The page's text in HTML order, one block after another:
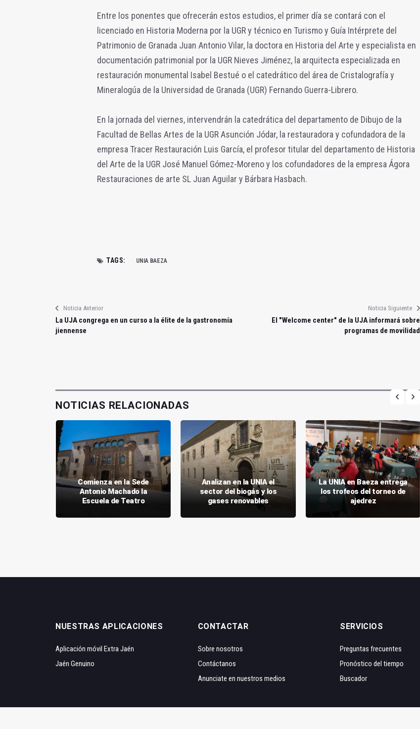
Entre los ponentes que ofrecerán estos estudios, el primer día se contará con el
licenciado en Historia Moderna por la UGR y técnico en Turismo y Guía Intérprete del
Patrimonio de Granada Juan Antonio Vilar, la doctora en Historia del Arte y especialista en
documentación patrimonial por la UGR Nieves Jiménez, la arquitecta especializada en
restauración monumental Isabel Bestué o el catedrático del área de Cristalografía y
Mineralogúa de la Universidad de Granada (UGR) Fernando Guerra-Librero.
En la jornada del viernes, intervendrán la catedrática del departamento de Dibujo de la
Facultad de Bellas Artes de la UGR Asunción Jódar, la restauradora y cofundadora de la
empresa Tracer Restauración Luis García, el profesor titular del departamento de Historia
del Arte de la UGR José Manuel Gómez-Moreno y los cofundadores de la empresa Ágora
Restauraciones de arte SL Juan Aguilar y Bárbara Hasbach.
TAGS: UNIA BAEZA
Noticia Anterior
La UJA congrega en un curso a la élite de la gastronomía
jiennense
Noticia Siguiente
El "Welcome center" de la UJA informará sobre
programas de movilidad
NOTICIAS RELACIONADAS
Comienza en la Sede
Antonio Machado la
Escuela de Teatro
Analizan en la UNIA el
sector del biogás y los
gases renovables
La UNIA en Baeza entrega
los trofeos del torneo de
ajedrez
NUESTRAS APLICACIONES
Aplicación móvil Extra Jaén
Jaén Genuino
CONTACTAR
Sobre nosotros
Contáctanos
Anunciate en nuestros medios
SERVICIOS
Preguntas frecuentes
Pronóstico del tiempo
Buscador